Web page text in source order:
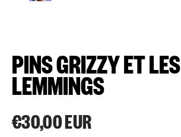
PINS GRIZZY ET LES
LEMMINGS
Prix
habituel
€30,00 EUR